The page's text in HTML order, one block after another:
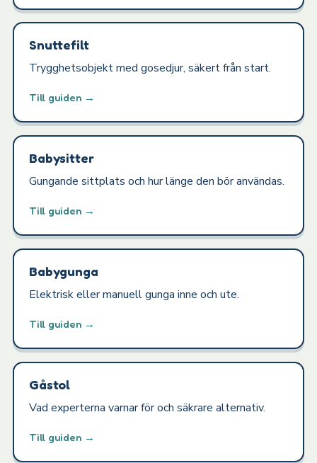
Snuttefilt
Trygghetsobjekt med gosedjur, säkert från start.
Till guiden →
Babysitter
Gungande sittplats och hur länge den bör användas.
Till guiden →
Babygunga
Elektrisk eller manuell gunga inne och ute.
Till guiden →
Gåstol
Vad experterna varnar för och säkrare alternativ.
Till guiden →